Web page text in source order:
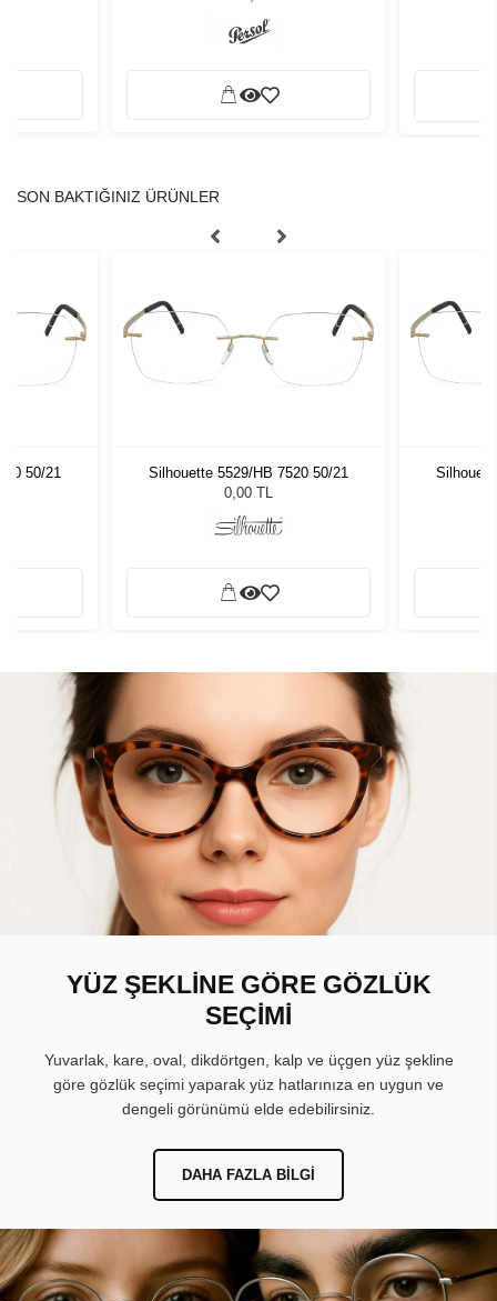
SON BAKTIĞINIZ ÜRÜNLER
50/21
Silhouette 5529/HB 7520 50/21
0,00 TL
YÜZ ŞEKLİNE GÖRE GÖZLÜK
SEÇİMİ
Yuvarlak, kare, oval, dikdörtgen, kalp ve üçgen yüz şekline
göre gözlük seçimi yaparak yüz hatlarınıza en uygun ve
dengeli görünümü elde edebilirsiniz.
DAHA FAZLA BILGI